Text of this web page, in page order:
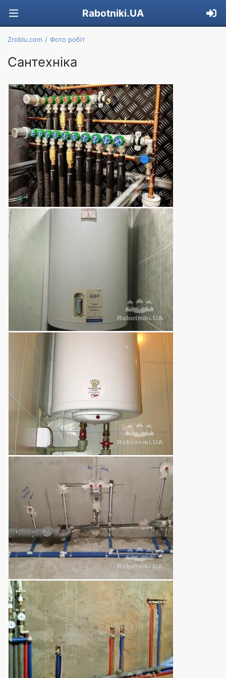
Rabotniki.UA
Zroblu.com Фото робіт
Сантехніка